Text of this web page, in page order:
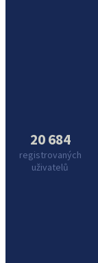
20 684
registrovaných
uživatelů